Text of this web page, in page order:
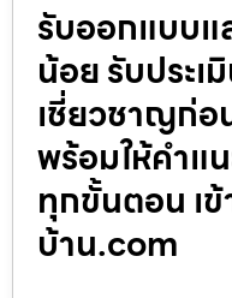
รับออกแบบแ
น้อย รับประเ
เชี่ยวชาญก่อ
พร้อมให้คำแ
ทุกขั้นตอน เข้
บ้าน.com